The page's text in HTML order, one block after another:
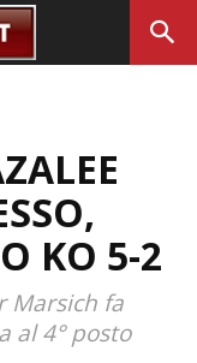
KO 5-2
Marsich fa
al 4° posto